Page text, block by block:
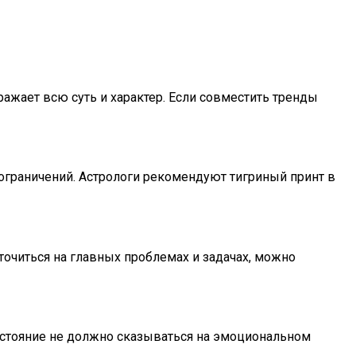
всю суть и характер. Если совместить тренды
Астрологи рекомендуют тигриный принт в
на главных проблемах и задачах, можно
не должно сказываться на эмоциональном